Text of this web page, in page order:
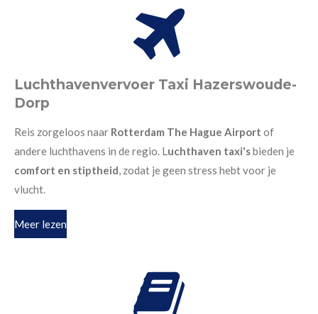
Luchthavenvervoer Taxi Hazerswoude-
Dorp
Reis zorgeloos naar Rotterdam The Hague Airport of
andere luchthavens in de regio. Luchthaven taxi'sbieden je
comfort en stiptheid, zodat je geen stress hebt voor je
vlucht.
Meer lezen